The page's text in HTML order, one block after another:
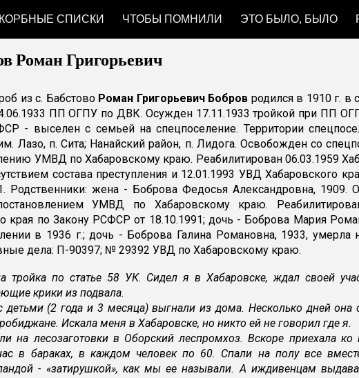
Skip to navigation
СПИСКИ ЧТОБЫ ПОМНИЛИ ЭТО БЫЛО, БЫЛО
Роман Григорьевич
из с. Бабстово Роман Григорьевич Бобров родился в 1910 г. в
ПП ОГПУ по ДВК. Осужден 17.11.1933 тройкой при ПП
- выселен с семьей на спецпоселение. Территории
Лазо, п. Сита; Нанайский район, п. Лидога. Освобожден со
УМВД по Хабаровскому краю. Реабилитирован 06.03.1959
состава преступления и 12.01.1993 УВД Хабаровского
Родственники: жена - Боброва Федосья Александровна, 1909.
УМВД по Хабаровскому краю.
края по Закону РСФСР от 18.10.1991; дочь - Боброва Мария
в 1936 г.; дочь - Боброва Галина Романовна, 1933, умерла
дела: П-90397; № 29392 УВД по Хабаровскому краю.
тройка по статье 58 УК. Сидел я в Хабаровске, ждал своей
крики из подвала.
детьми (2 года и 3 месяца) выгнали из дома. Несколько дней она
Искала меня в Хабаровске, но никто ей не говорил где я.
на лесозаготовки в Оборский леспромхоз. Вскоре приехала
в бараках, в каждом человек по 60. Спали на полу все
- «затирушкой», как мы ее называли. А иждивенцам